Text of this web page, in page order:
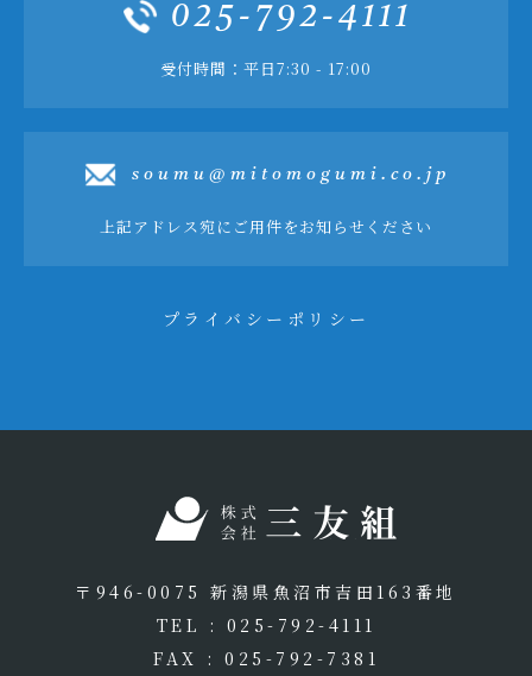
025-792-4111
受付時間：平日7:30 - 17:00
soumu@mitomogumi.co.jp
上記アドレス宛にご用件をお知らせください
プライバシーポリシー
〒946-0075 新潟県魚沼市吉田163番地
TEL : 025-792-4111
FAX : 025-792-7381